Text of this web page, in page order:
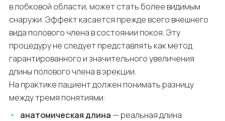
в лобковой области, может стать более видимым
снаружи. Эффект касается прежде всего внешнего
вида полового члена в состоянии покоя. Эту
процедуру не следует представлять как метод
гарантированного и значительного увеличения
длины полового члена в эрекции.
На практике пациент должен понимать разницу
между тремя понятиями:
анатомическая длина — реальная длина